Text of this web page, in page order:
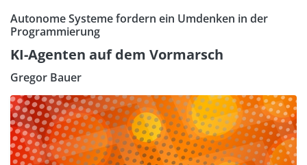
Autonome Systeme fordern ein Umdenken in der
Programmierung
KI-Agenten auf dem Vormarsch
Gregor Bauer